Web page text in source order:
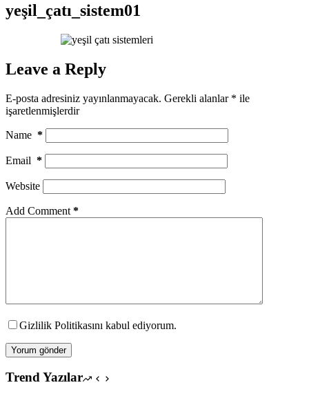
yeşil_çatı_sistem01
Leave a Reply
E-posta adresiniz yayınlanmayacak. Gerekli alanlar * ile
işaretlenmişlerdir
Name *
Email *
Website
Add Comment *
Gizlilik Politikasını kabul ediyorum.
Yorum gönder
Trend Yazılar